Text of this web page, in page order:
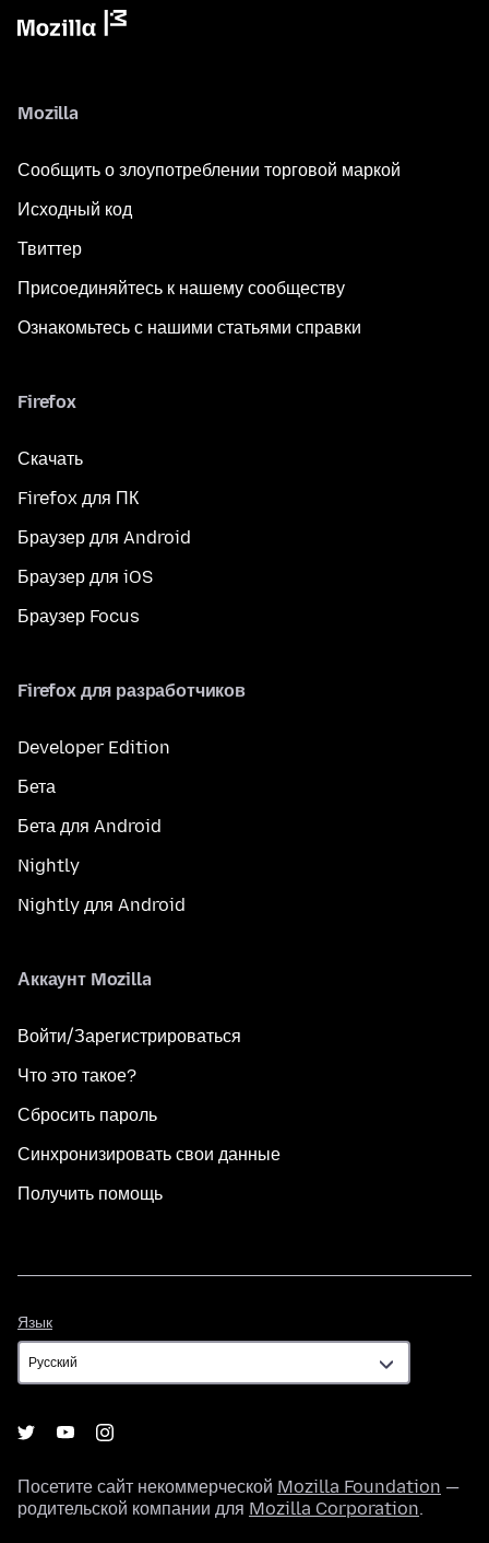
Mozilla
Сообщить о злоупотреблении торговой маркой
Исходный код
Твиттер
Присоединяйтесь к нашему сообществу
Ознакомьтесь с нашими статьями справки
Firefox
Скачать
Firefox для ПК
Браузер для Android
Браузер для iOS
Браузер Focus
Firefox для разработчиков
Developer Edition
Бета
Бета для Android
Nightly
Nightly для Android
Аккаунт Mozilla
Войти/Зарегистрироваться
Что это такое?
Сбросить пароль
Синхронизировать свои данные
Получить помощь
Язык
Посетите сайт некоммерческой Mozilla Foundation —
родительской компании для Mozilla Corporation.